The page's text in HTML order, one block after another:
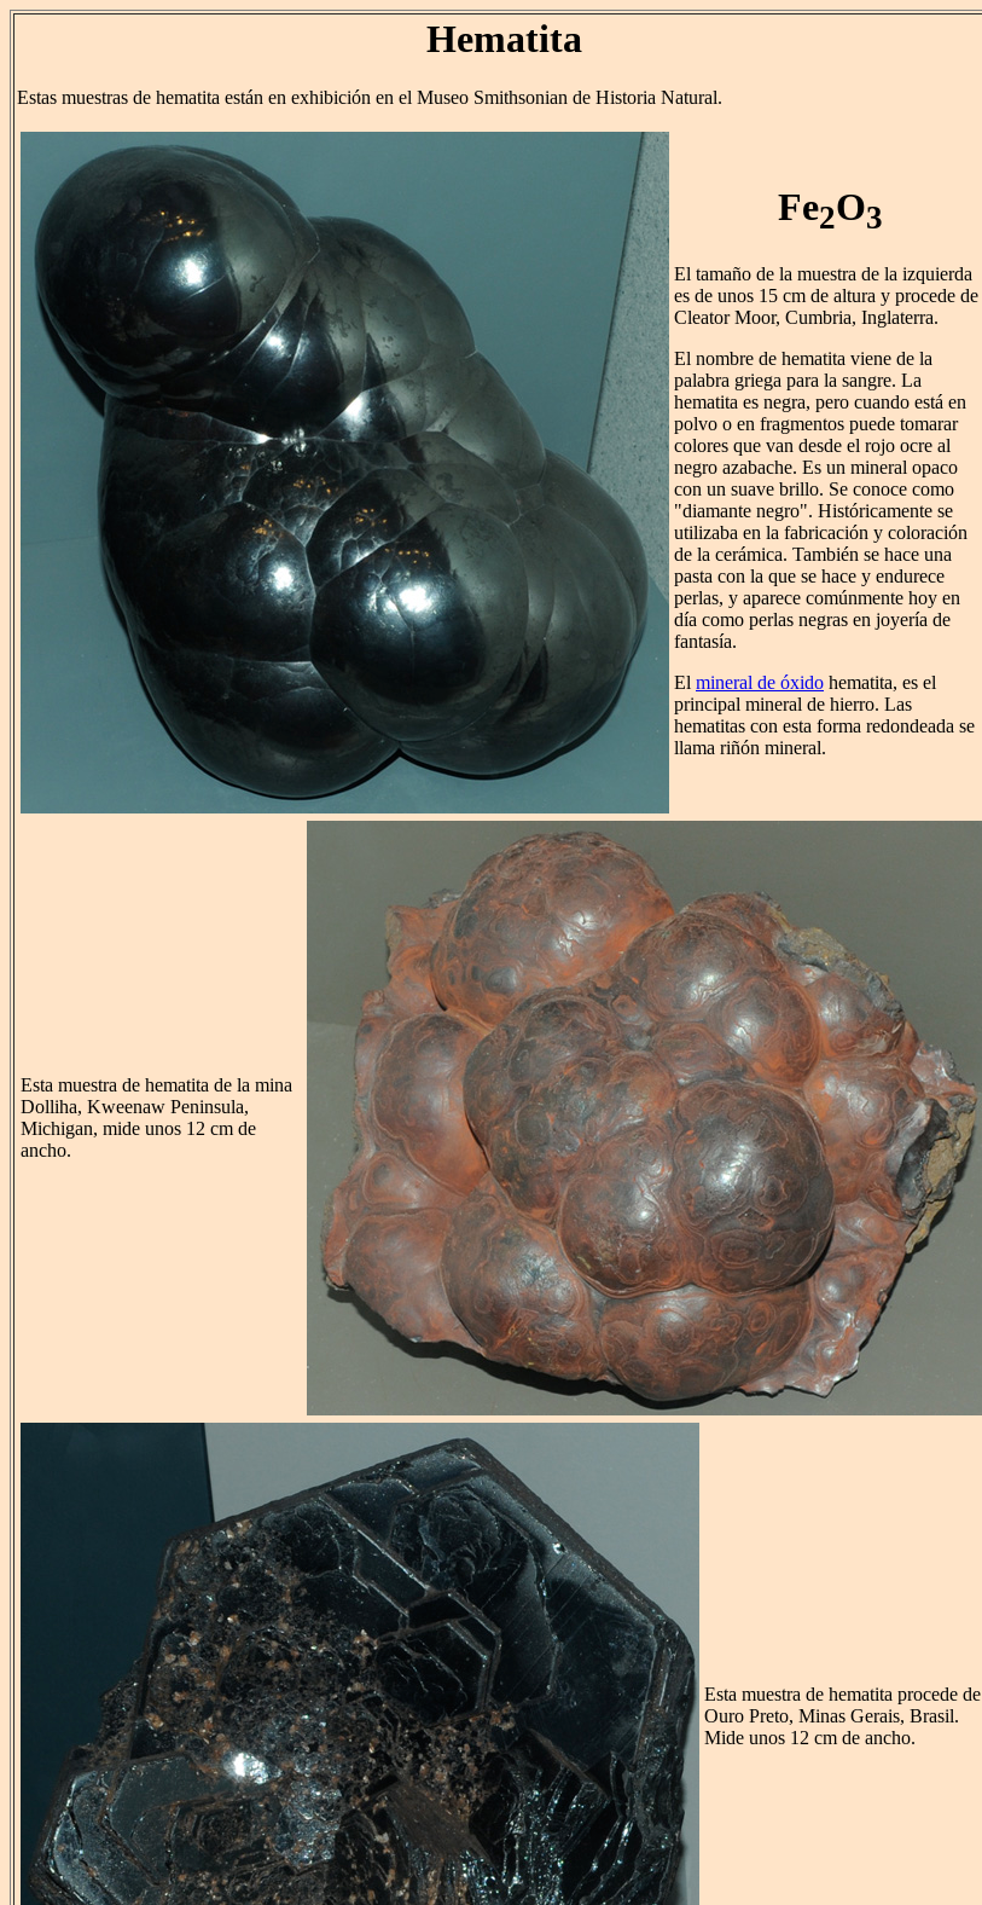
Hematita
Estas muestras de hematita están en exhibición en el Museo Smithsonian de Historia Natural.
Fe2O3
El tamaño de la muestra de la izquierda
es de unos 15 cm de altura y procede de
Cleator Moor, Cumbria, Inglaterra.
El nombre de hematita viene de la
palabra griega para la sangre. La
hematita es negra, pero cuando está en
polvo o en fragmentos puede tomarar
colores que van desde el rojo ocre al
negro azabache. Es un mineral opaco
con un suave brillo. Se conoce como
"diamante negro". Históricamente se
utilizaba en la fabricación y coloración
de la cerámica. También se hace una
pasta con la que se hace y endurece
perlas, y aparece comúnmente hoy en
día como perlas negras en joyería de
fantasía.
El mineral de óxido hematita, es el
principal mineral de hierro. Las
hematitas con esta forma redondeada se
llama riñón mineral.
Esta muestra de hematita de la mina
Dolliha, Kweenaw Peninsula,
Michigan, mide unos 12 cm de
ancho.
Esta muestra de hematita procede de
Ouro Preto, Minas Gerais, Brasil.
Mide unos 12 cm de ancho.